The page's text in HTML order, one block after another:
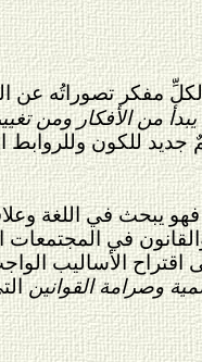
مفكر تصوراتُه عن
من الأفكار ومن
جديد للكون وللروابط
يبحث في اللغة
في
الأساليب
وصرامة القوانين